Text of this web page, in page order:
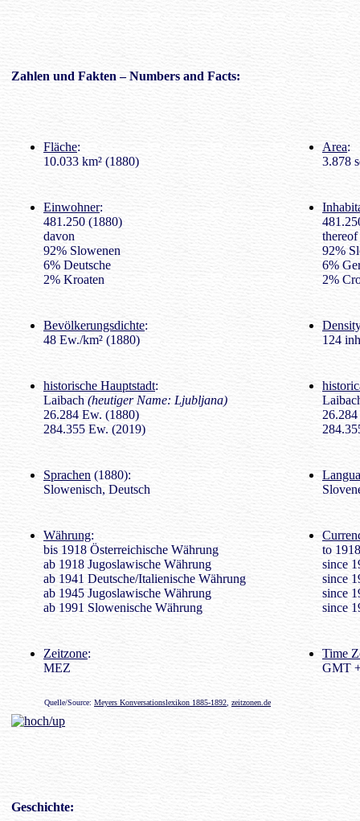
Zahlen und Fakten – Numbers and Facts:
Fläche:
10.033 km² (1880)
Area:
3.878
Einwohner:
481.250 (1880)
davon
92% Slowenen
6% Deutsche
2% Kroaten
thereof
92%
6%
2%
Bevölkerungsdichte:
48 Ew./km² (1880)
124
historische Hauptstadt:
Laibach(heutiger Name: Ljubljana)
26.284 Ew. (1880)
284.355 Ew. (2019)
Sprachen (1880):
Slowenisch, Deutsch
Währung:
bis 1918 Österreichische Währung
ab 1918 Jugoslawische Währung
ab 1941 Deutsche/Italienische Währung
ab 1945 Jugoslawische Währung
ab 1991 Slowenische Währung
to
since
since
since
since
Zeitzone:
MEZ
Time
GMT
Quelle/Source: Meyers Konversationslexikon 1885-1892 zeitzonen.de
Geschichte: